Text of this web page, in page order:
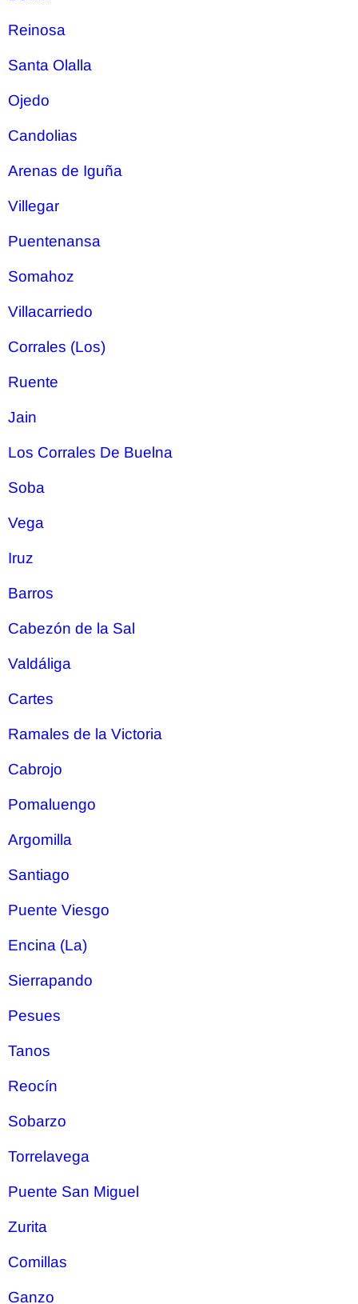
Reinosa
Santa Olalla
Ojedo
Candolias
Arenas de Iguña
Villegar
Puentenansa
Somahoz
Villacarriedo
Corrales (Los)
Ruente
Jain
Los Corrales De Buelna
Soba
Vega
Iruz
Barros
Cabezón de la Sal
Valdáliga
Cartes
Ramales de la Victoria
Cabrojo
Pomaluengo
Argomilla
Santiago
Puente Viesgo
Encina (La)
Sierrapando
Pesues
Tanos
Reocín
Sobarzo
Torrelavega
Puente San Miguel
Zurita
Comillas
Ganzo